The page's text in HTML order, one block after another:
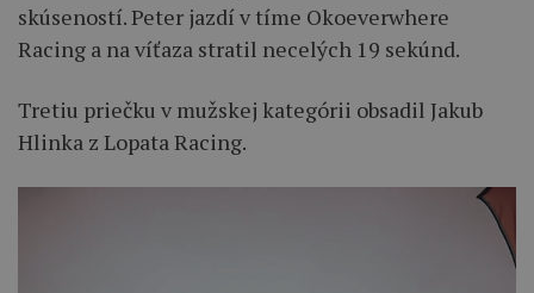
skúseností. Peter jazdí v tíme Okoeverwhere
Racing a na víťaza stratil necelých 19 sekúnd.
Tretiu priečku v mužskej kategórii obsadil Jakub
Hlinka z Lopata Racing.